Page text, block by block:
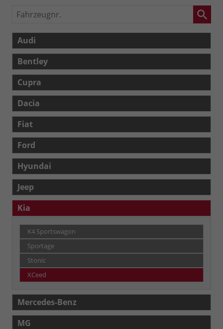
Fahrzeugnr.
Audi
Bentley
Cupra
Dacia
Fiat
Ford
Hyundai
Jeep
Kia
K4 Sportswagon
Sportage
Stonic
XCeed
Mercedes-Benz
MG